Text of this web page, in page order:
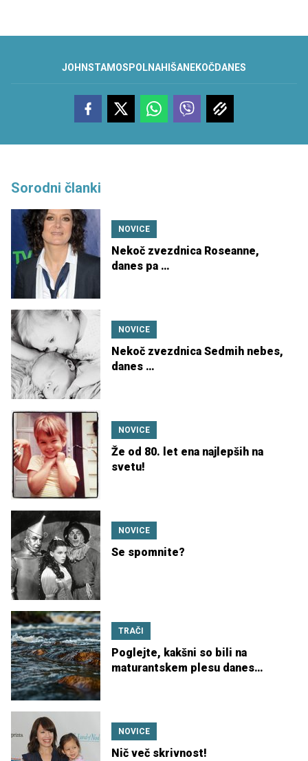
JOHNSTAMOS POLNAHIŠANEKOČDANES
Sorodni članki
NOVICE
Nekoč zvezdnica Roseanne,
danes pa …
NOVICE
Nekoč zvezdnica Sedmih nebes,
danes …
NOVICE
Že od 80. let ena najlepših na
svetu!
NOVICE
Se spomnite?
TRAČI
Poglejte, kakšni so bili na
maturantskem plesu danes
NOVICE
Nič več skrivnost!